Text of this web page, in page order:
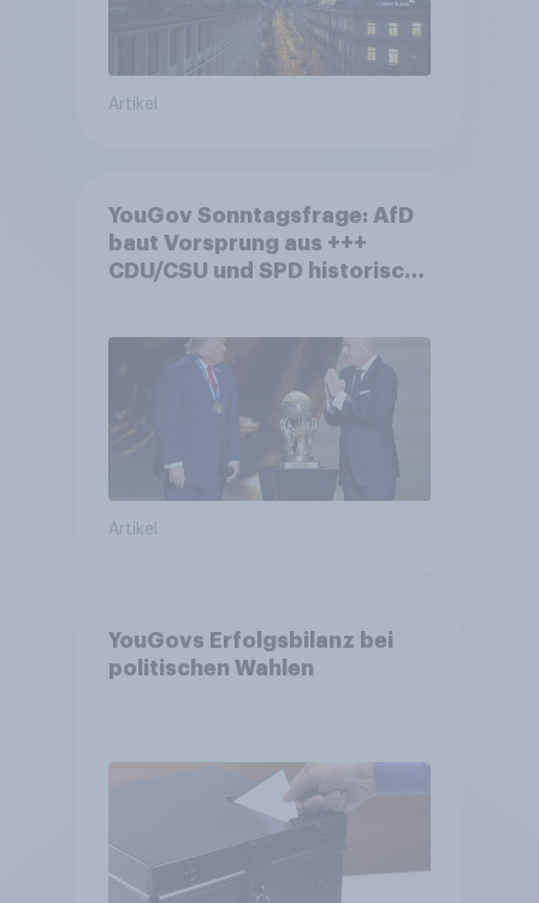
Artikel
YouGov Sonntagsfrage: AfD
baut Vorsprung aus +++
CDU/CSU und SPD historisch
Fußball-WM ohne Politik
Artikel
YouGovs Erfolgsbilanz bei
politischen Wahlen